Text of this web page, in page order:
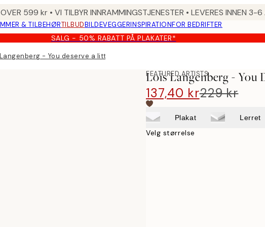
599 kr • VI TILBYR INNRAMMINGSTJENESTER • LEVERES INNEN 3-6
& TILBEHØRTILBUDBILDEVEGGERINSPIRATIONFOR BEDRIFTER
SALG - 50% RABATT PÅ PLAKATER*
- You deserve a little treat Plakat
FEATURED ARTISTS
Loïs Langenberg - You
137,40 kr229 kr
Plakat Lerret
Velg størrelse